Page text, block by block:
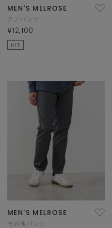
MEN'S MELROSE
チノパンツ
¥12,100
HIT
MEN'S MELROSE
その他パンツ